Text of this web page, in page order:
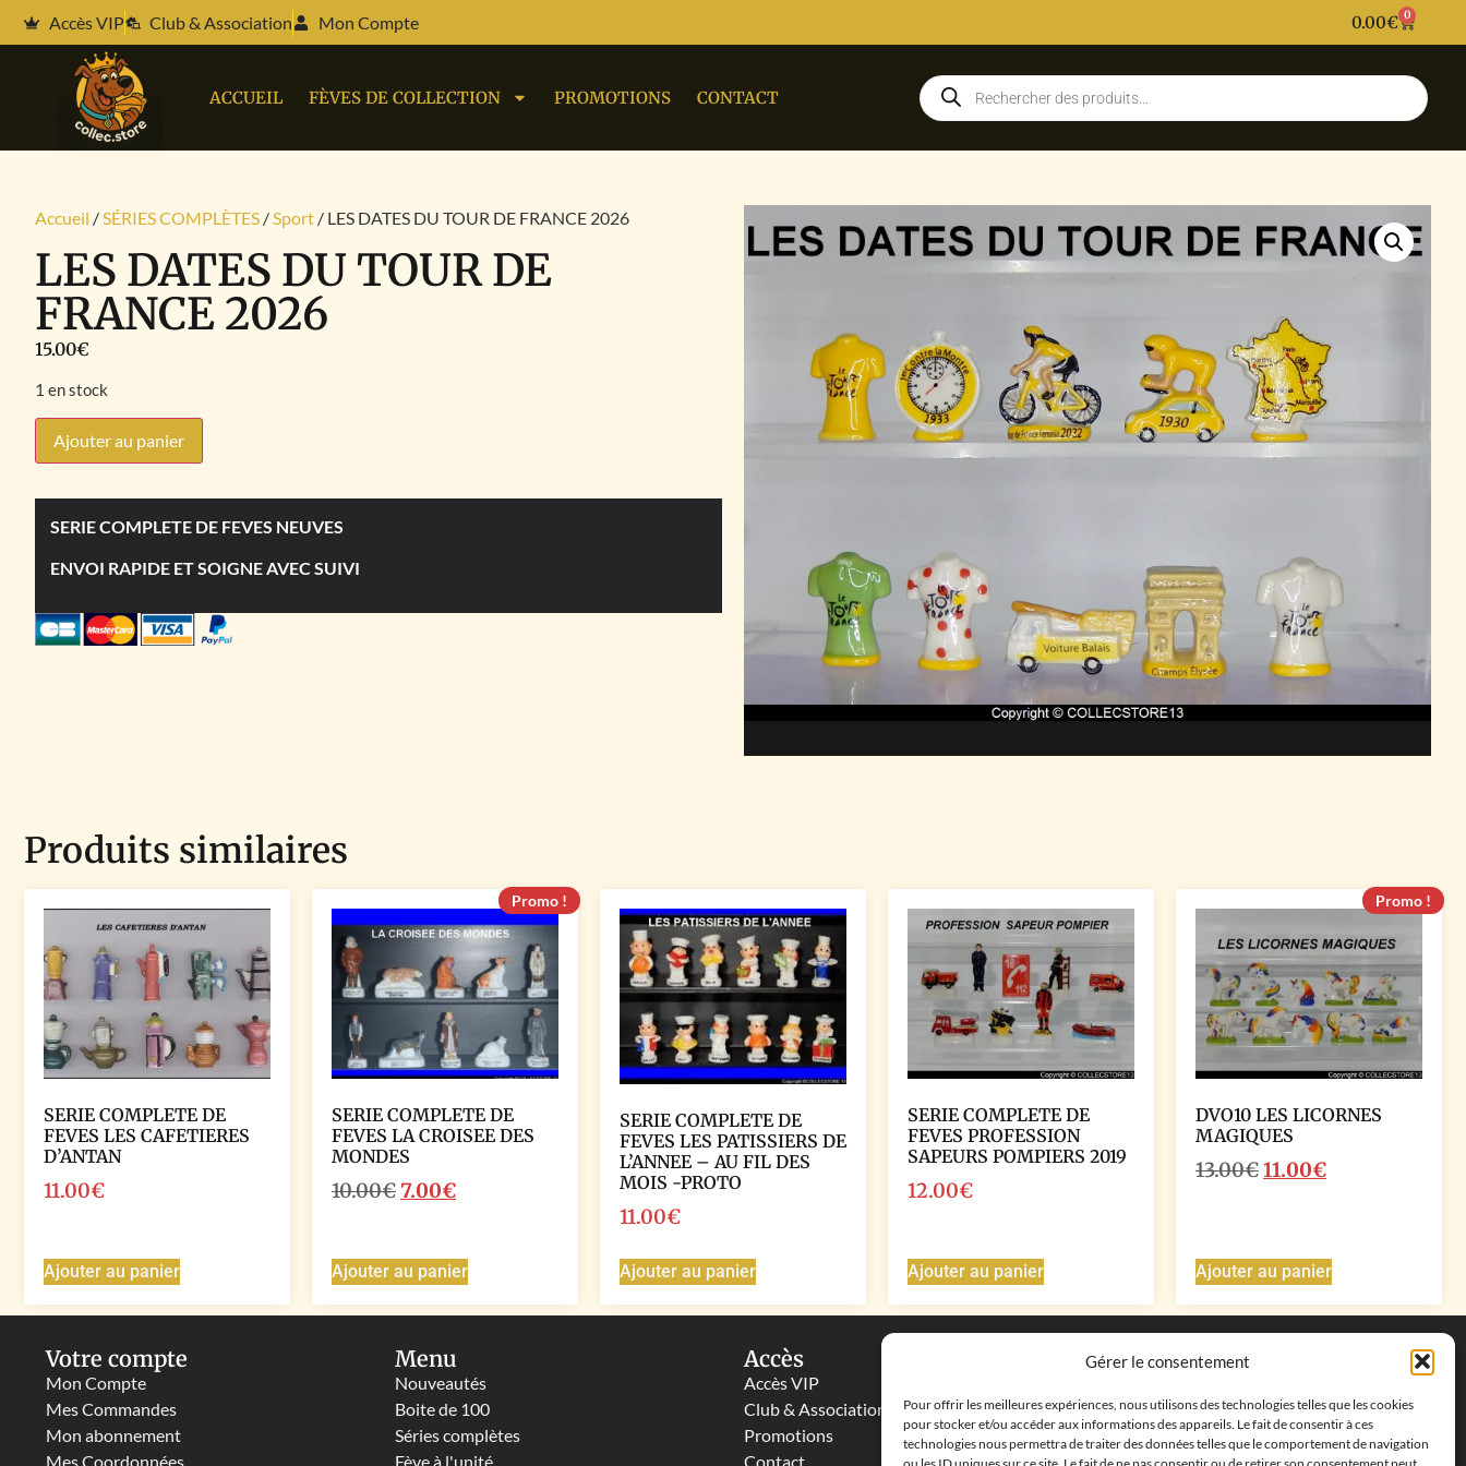
Gérer le consentement
Pour offrir les meilleures expériences, nous utilisons des technologies telles que les cookies
pour stocker et/ou accéder aux informations des appareils. Le fait de consentir à ces
technologies nous permettra de traiter des données telles que le comportement de navigation
Accès VIP Club & Association Mon Compte 0.00€ 0
ACCUEIL FÈVES DE COLLECTION PROMOTIONS CONTACT
Accueil /SÉRIES COMPLÈTES /Sport / LES DATES DU TOUR DE FRANCE 2026
LES DATES DU TOUR DE
FRANCE 2026
15.00€
1 en stock
Ajouter au panier
SERIE COMPLETE DE FEVES NEUVES
ENVOI RAPIDE ET SOIGNE AVEC SUIVI
Produits similaires
SERIE COMPLETE DE
FEVES LES CAFETIERES
D’ANTAN
11.00€
Ajouter au panier
Promo !
SERIE COMPLETE DE
FEVES LA CROISEE DES
MONDES
10.00€7.00€
Ajouter au panier
SERIE COMPLETE DE
FEVES LES PATISSIERS DE
L’ANNEE – AU FIL DES
MOIS -PROTO
11.00€
Ajouter au panier
SERIE COMPLETE DE
FEVES PROFESSION
SAPEURS POMPIERS 2019
12.00€
Ajouter au panier
Promo !
DVO10 LES LICORNES
MAGIQUES
13.00€11.00€
Ajouter au panier
Votre compte
Mon Compte
Mes Commandes
Mon abonnement
Mes Coordonnées
Menu
Nouveautés
Boite de 100
Séries complètes
Fève à l'unité
Accès
Accès VIP
Club & Associations
Promotions
Contact
Coordonnées
cléments, 13500 Martigues, France
Téléphone : ‭+33652313256‬
Email :feves.collecstore@gmail.com